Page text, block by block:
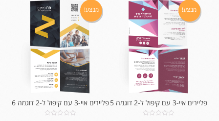
מבצע!
פליירים איי-3 עם קיפול ל-2 דוגמה 5
מבצע!
פליירים איי-3 עם קיפול ל-2 דוגמה 6